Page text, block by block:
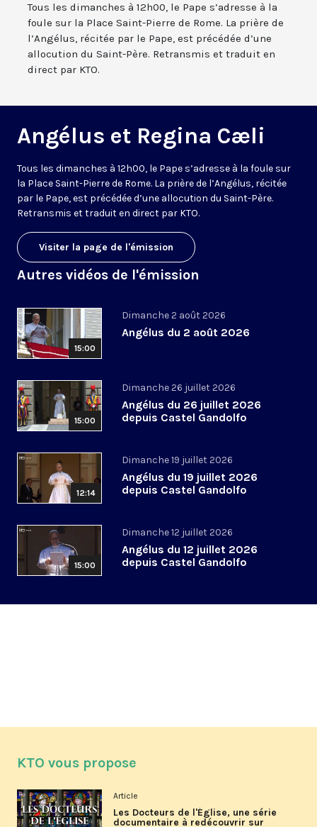
Tous les dimanches à 12h00, le Pape s’adresse à la
foule sur la Place Saint-Pierre de Rome. La prière de
l’Angélus, récitée par le Pape, est précédée d’une
allocution du Saint-Père. Retransmis et traduit en
direct par KTO.
Angélus et Regina Cæli
Tous les dimanches à 12h00, le Pape s’adresse à la foule sur
la Place Saint-Pierre de Rome. La prière de l’Angélus, récitée
par le Pape, est précédée d’une allocution du Saint-Père.
Retransmis et traduit en direct par KTO.
Visiter la page de l'émission
Autres vidéos de l'émission
15:00
Dimanche 2 août 2026
Angélus du 2 août 2026
15:00
Dimanche 26 juillet 2026
Angélus du 26 juillet 2026
depuis Castel Gandolfo
12:14
Dimanche 19 juillet 2026
Angélus du 19 juillet 2026
depuis Castel Gandolfo
15:00
Dimanche 12 juillet 2026
Angélus du 12 juillet 2026
depuis Castel Gandolfo
KTO vous propose
Article
Les Docteurs de l'Église, une série
documentaire à redécouvrir sur